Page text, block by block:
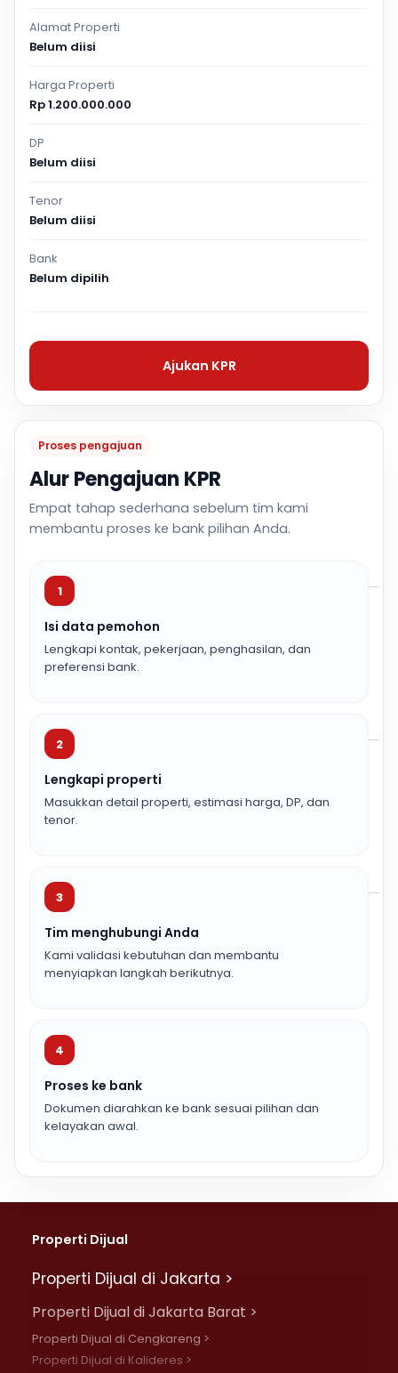
Proses pengajuan
Alur Pengajuan KPR
Empat tahap sederhana sebelum tim kami
membantu proses ke bank pilihan Anda.
1
Isi data pemohon
Lengkapi kontak, pekerjaan, penghasilan, dan
preferensi bank.
2
Lengkapi properti
Masukkan detail properti, estimasi harga, DP, dan
tenor.
3
Tim menghubungi Anda
Kami validasi kebutuhan dan membantu
menyiapkan langkah berikutnya.
4
Proses ke bank
Dokumen diarahkan ke bank sesuai pilihan dan
kelayakan awal.
Alamat Properti
Belum diisi
Harga Properti
Rp 1.200.000.000
DP
Belum diisi
Tenor
Belum diisi
Bank
Belum dipilih
Ajukan KPR
Properti Dijual
Properti Dijual di Jakarta >
Properti Dijual di Jakarta Barat >
Properti Dijual di Cengkareng >
Properti Dijual di Kalideres >